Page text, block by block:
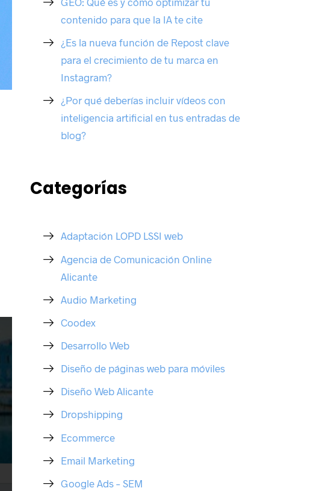
contenido para que la IA te cite
¿Es la nueva función de Repost clave
para el crecimiento de tu marca en
Instagram?
¿Por qué deberías incluir vídeos con
inteligencia artificial en tus entradas de
blog?
Categorías
Adaptación LOPD LSSI web
Agencia de Comunicación Online
Alicante
Audio Marketing
Coodex
Desarrollo Web
Diseño de páginas web para móviles
Diseño Web Alicante
Dropshipping
Ecommerce
Email Marketing
Google Ads – SEM